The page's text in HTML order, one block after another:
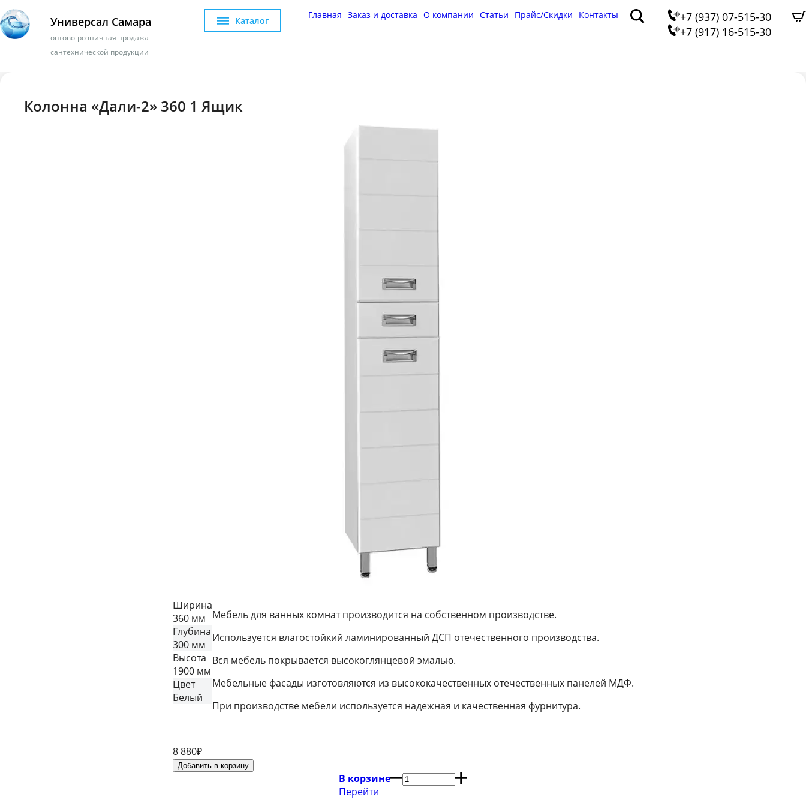
Универсал Самара
оптово-розничная продажа
сантехнической продукции
Каталог Главная Заказ и доставка О компании Статьи Прайс/Скидки Контакты
+7 (937) 07-515-30
+7 (917) 16-515-30
Колонна «Дали-2» 360 1 Ящик
Ширина
360 мм
Глубина
300 мм
Высота
1900 мм
Цвет
Белый
Мебель для ванных комнат производится на собственном производстве.
Используется влагостойкий ламинированный ДСП отечественного производства.
Вся мебель покрывается высокоглянцевой эмалью.
Мебельные фасады изготовляются из высококачественных отечественных панелей МДФ.
При производстве мебели используется надежная и качественная фурнитура.
8 880₽
В корзине
Перейти